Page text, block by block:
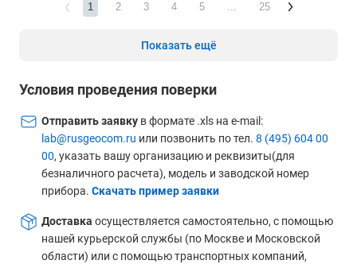
1 2 3 4 5 ... 25
Показать ещё
Условия проведения поверки
Отправить заявку в формате .xls на e-mail:
lab@rusgeocom.ru или позвонить по тел. 8 (495) 604 00
00, указать вашу организацию и реквизиты(для
безналичного расчета), модель и заводской номер
прибора. Скачать пример заявки
Доставка осуществляется самостоятельно, с помощью
нашей курьерской службы (по Москве и Московской
области) или с помощью транспортных компаний,